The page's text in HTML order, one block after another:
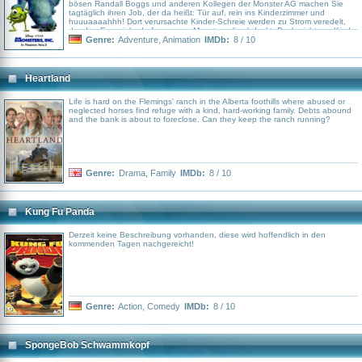
bösen Randall Boggs und anderen Kollegen der Monster AG machen Sie
tagtäglich ihren Job, der da heißt: Tür auf, rein ins Kinderzimmer und
huuuaaaahhh! Dort verursachte Kinder-Schreie werden zu Strom veredelt,
der den Energiebedarf von ganz Monstropolis abdeckt. Doch nicht nur Kinder
haben Angst vor Monstern. Wer hätte gedacht, dass Monster nichts auf der
Sulley und Mike, als sie versehentlich das kleine Mädchen Buh mit in die
Monster-Welt bringen…
Genre: Adventure Animation IMDb: 8 / 10
Heartland
Life is hard on the Flemings' ranch in the Alberta foothills where abused or
neglected horses find refuge with a kind, hard-working family. Debts abound
and the bank is about to foreclose. Can they keep the ranch running?
Genre: Drama Family IMDb: 8 / 10
Kung Fu Panda
Derzeit keine Beschreibung vorhanden, diese wird hoffendlich in den
kommenden Tagen nachgereicht!
Genre: Action Comedy IMDb: 8 / 10
SpongeBob Schwammkopf